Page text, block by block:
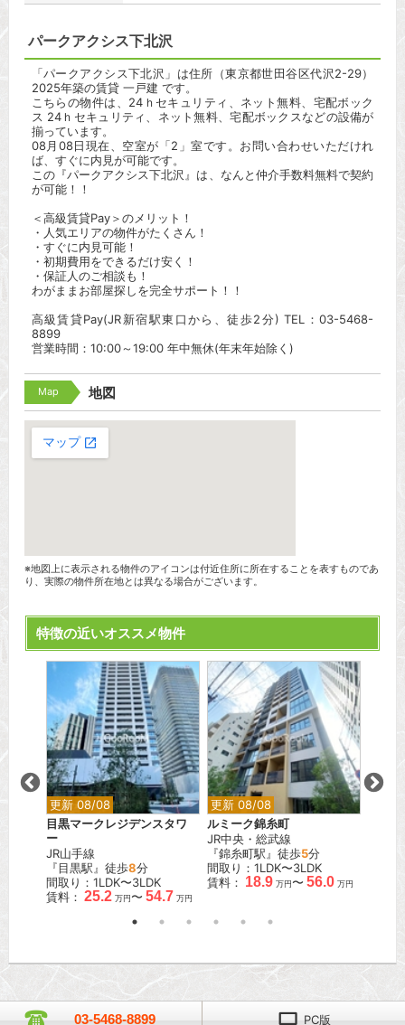
パークアクシス下北沢
「パークアクシス下北沢」は住所（東京都世田谷区代沢2-29）
2025年築の賃貸 一戸建 です。
こちらの物件は、24ｈセキュリティ、ネット無料、宅配ボック
ス 24ｈセキュリティ、ネット無料、宅配ボックスなどの設備が
揃っています。
08月08日現在、空室が「2」室です。お問い合わせいただけれ
ば、すぐに内見が可能です。
この『パークアクシス下北沢』は、なんと仲介手数料無料で契約
が可能！！
＜高級賃貸Pay＞のメリット！
・人気エリアの物件がたくさん！
・すぐに内見可能！
・初期費用をできるだけ安く！
・保証人のご相談も！
わがままお部屋探しを完全サポート！！
高級賃貸Pay(JR新宿駅東口から、徒歩2分) TEL：03-5468-
8899
営業時間：10:00～19:00 年中無休(年末年始除く)
Map 地図
※地図上に表示される物件のアイコンは付近住所に所在することを表すものであ
り、実際の物件所在地とは異なる場合がございます。
特徴の近いオススメ物件
更新 08/08
目黒マークレジデンスタワ
ー
JR山手線
『目黒駅』徒歩8分
間取り：1LDK〜3LDK
賃料： 25.2 万円〜 54.7 万円
更新 08/08
ルミーク錦糸町
JR中央・総武線
『錦糸町駅』徒歩5分
間取り：1LDK〜3LDK
賃料： 18.9 万円〜 56.0 万円
03-5468-8899 PC版